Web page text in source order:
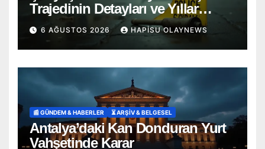
Trajedinin Detayları ve Yıllar
Süren Adalet Mücadelesi
6 AĞUSTOS 2026 HAPISU OLAYNEWS
📰 GÜNDEM & HABERLER ⏳ ARŞİV & BELGESEL
Antalya’daki Kan Donduran Yurt
Vahşetinde Karar